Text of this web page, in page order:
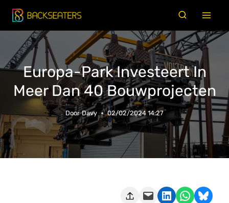
Doorgaan
naar
Europa-Park Investeert In
Meer Dan 40 Bouwprojecten
Door Davy 02/02/2024 14:27
Deze pagina e-mailen Delen op LinkedIn Delen via WhatsApp Share on Bluesky